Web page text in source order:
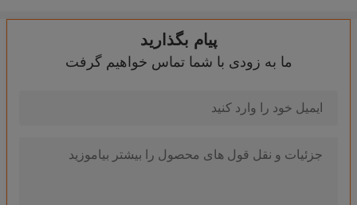
پیام بگذارید
ما به زودی با شما تماس خواهیم گرفت
Belt Dryer Oven Machine For Food Stuff / Electric Component
Spray Drying Equipment ( high speed centrifugal spray dryer )